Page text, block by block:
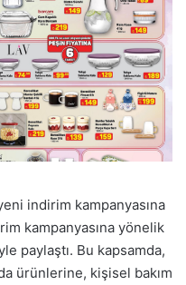
indirim kampanyasına
kampanyasına yönelik
paylaştı. Bu kapsamda,
ürünlerine, kişisel bakım